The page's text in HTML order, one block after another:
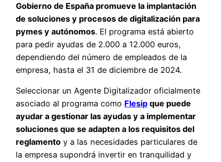
Gobierno de España promueve la implantación
de soluciones y procesos de digitalización para
pymes y autónomos. El programa está abierto
para pedir ayudas de 2.000 a 12.000 euros,
dependiendo del número de empleados de la
empresa, hasta el 31 de diciembre de 2024.
Seleccionar un Agente Digitalizador oficialmente
asociado al programa como Flesip que puede
ayudar a gestionar las ayudas y a implementar
soluciones que se adapten a los requisitos del
reglamento y a las necesidades particulares de
la empresa supondrá invertir en tranquilidad y